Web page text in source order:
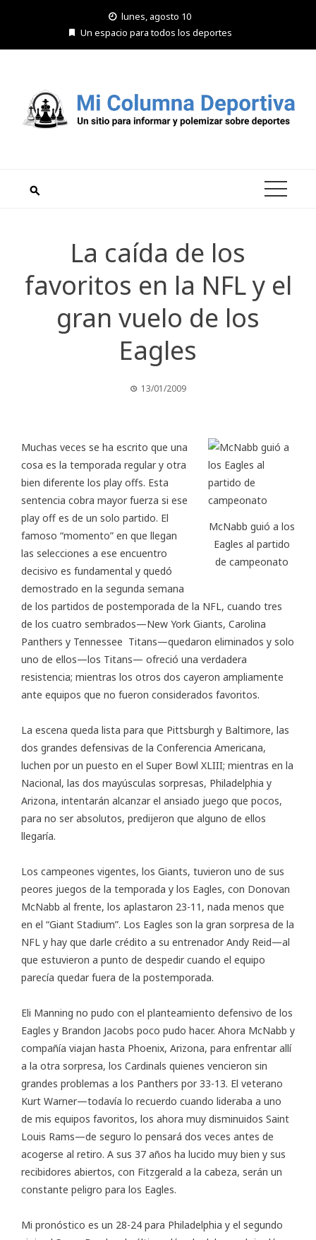
lunes, agosto 10
Un espacio para todos los deportes
La caída de los
favoritos en la NFL y el
gran vuelo de los
Eagles
13/01/2009
McNabb guió a los
Eagles al partido
de campeonato
Muchas veces se ha escrito que una
cosa es la temporada regular y otra
bien diferente los play offs. Esta
sentencia cobra mayor fuerza si ese
play off es de un solo partido. El
famoso “momento” en que llegan
las selecciones a ese encuentro
decisivo es fundamental y quedó
demostrado en la segunda semana
de los partidos de postemporada de la NFL, cuando tres
de los cuatro sembrados—New York Giants, Carolina
Panthers y Tennessee Titans—quedaron eliminados y solo
uno de ellos—los Titans— ofreció una verdadera
resistencia; mientras los otros dos cayeron ampliamente
ante equipos que no fueron considerados favoritos.
La escena queda lista para que Pittsburgh y Baltimore, las
dos grandes defensivas de la Conferencia Americana,
luchen por un puesto en el Super Bowl XLIII; mientras en la
Nacional, las dos mayúsculas sorpresas, Philadelphia y
Arizona, intentarán alcanzar el ansiado juego que pocos,
para no ser absolutos, predijeron que alguno de ellos
llegaría.
Los campeones vigentes, los Giants, tuvieron uno de sus
peores juegos de la temporada y los Eagles, con Donovan
McNabb al frente, los aplastaron 23-11, nada menos que
en el “Giant Stadium”. Los Eagles son la gran sorpresa de la
NFL y hay que darle crédito a su entrenador Andy Reid—al
que estuvieron a punto de despedir cuando el equipo
parecía quedar fuera de la postemporada.
Eli Manning no pudo con el planteamiento defensivo de los
Eagles y Brandon Jacobs poco pudo hacer. Ahora McNabb y
compañía viajan hasta Phoenix, Arizona, para enfrentar allí
a la otra sorpresa, los Cardinals quienes vencieron sin
grandes problemas a los Panthers por 33-13. El veterano
Kurt Warner—todavía lo recuerdo cuando lideraba a uno
de mis equipos favoritos, los ahora muy disminuidos Saint
Louis Rams—de seguro lo pensará dos veces antes de
acogerse al retiro. A sus 37 años ha lucido muy bien y sus
recibidores abiertos, con Fitzgerald a la cabeza, serán un
constante peligro para los Eagles.
Mi pronóstico es un 28-24 para Philadelphia y el segundo